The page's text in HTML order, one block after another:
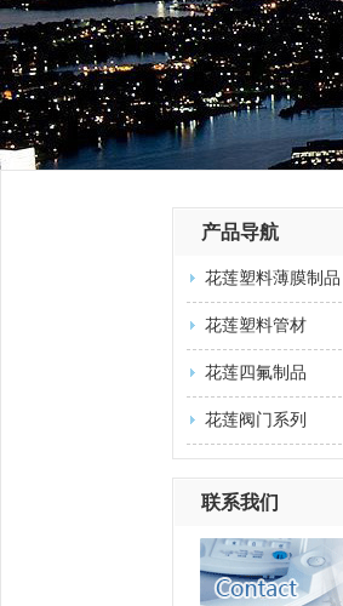
产品导航
花莲塑料薄膜制品
花莲塑料管材
花莲四氟制品
花莲阀门系列
联系我们